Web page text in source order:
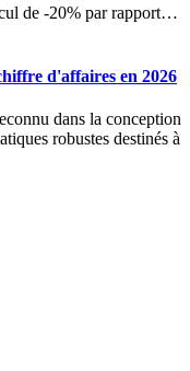
de -20% par rapport…
d'affaires en 2026
dans la conception
robustes destinés à